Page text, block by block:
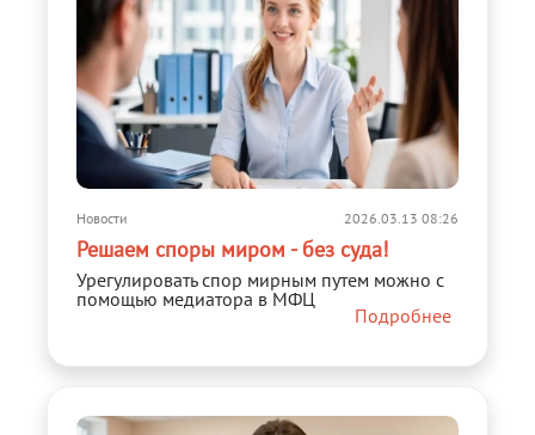
Новости 2026.03.13 08:26
Решаем споры миром - без суда!
Урегулировать спор мирным путем можно с
помощью медиатора в МФЦ
Подробнее